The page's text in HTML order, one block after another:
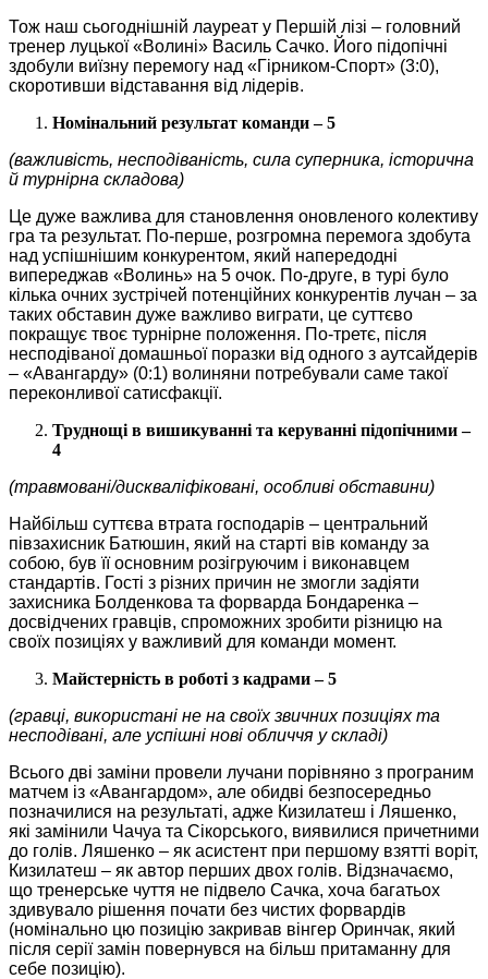
Тож наш сьогоднішній лауреат у Першій лізі – головний
тренер луцької «Волині» Василь Сачко. Його підопічні
здобули виїзну перемогу над «Гірником-Спорт» (3:0),
скоротивши відставання від лідерів.
Номінальний результат команди – 5
(важливість, несподіваність, сила суперника, історична
й турнірна складова)
Це дуже важлива для становлення оновленого колективу
гра та результат. По-перше, розгромна перемога здобута
над успішнішим конкурентом, який напередодні
випереджав «Волинь» на 5 очок. По-друге, в турі було
кілька очних зустрічей потенційних конкурентів лучан – за
таких обставин дуже важливо виграти, це суттєво
покращує твоє турнірне положення. По-третє, після
несподіваної домашньої поразки від одного з аутсайдерів
– «Авангарду» (0:1) волиняни потребували саме такої
переконливої сатисфакції.
Труднощі в вишикуванні та керуванні підопічними –
4
(травмовані/дискваліфіковані, особливі обставини)
Найбільш суттєва втрата господарів – центральний
півзахисник Батюшин, який на старті вів команду за
собою, був її основним розігруючим і виконавцем
стандартів. Гості з різних причин не змогли задіяти
захисника Болденкова та форварда Бондаренка –
досвідчених гравців, спроможних зробити різницю на
своїх позиціях у важливий для команди момент.
Майстерність в роботі з кадрами – 5
(гравці, використані не на своїх звичних позиціях та
несподівані, але успішні нові обличчя у складі)
Всього дві заміни провели лучани порівняно з програним
матчем із «Авангардом», але обидві безпосередньо
позначилися на результаті, адже Кизилатеш і Ляшенко,
які замінили Чачуа та Сікорського, виявилися причетними
до голів. Ляшенко – як асистент при першому взятті воріт,
Кизилатеш – як автор перших двох голів. Відзначаємо,
що тренерське чуття не підвело Сачка, хоча багатьох
здивувало рішення почати без чистих форвардів
(номінально цю позицію закривав вінгер Оринчак, який
після серії замін повернувся на більш притаманну для
себе позицію).